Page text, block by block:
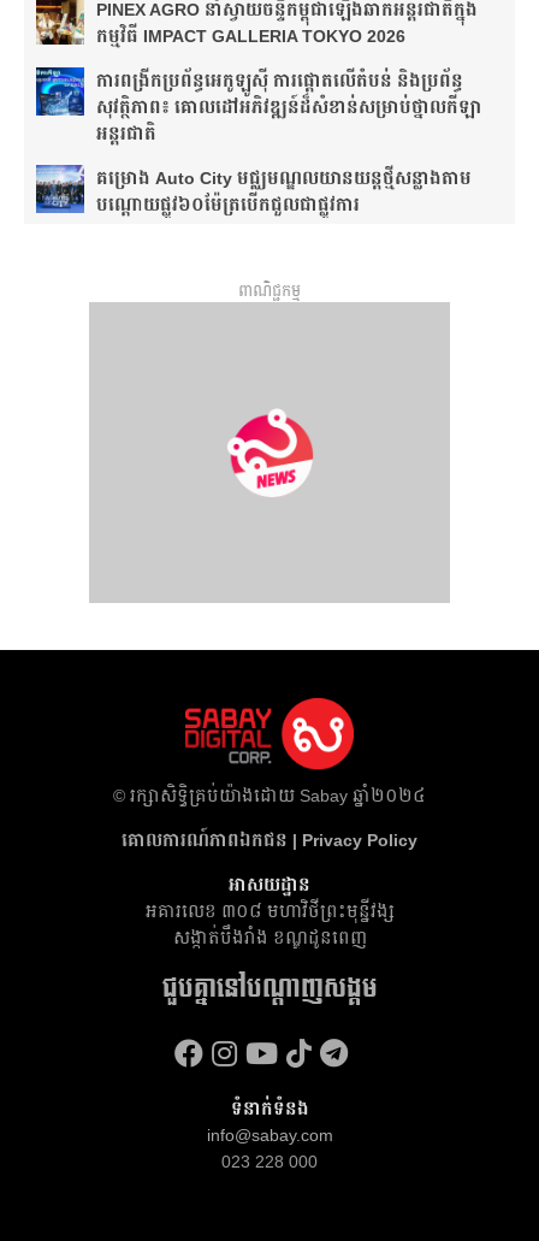
PINEX AGRO នាំ​ស្វាយចន្ទី​កម្ពុជា​ឡើង​ឆាក​អន្តរជាតិ​​ក្នុង​
កម្មវិធី​ IMPACT GALLERIA TOKYO 2026
ការពង្រីកប្រព័ន្ធអេកូឡូស៊ី ការផ្តោតលើតំបន់ និងប្រព័ន្ធ
សុវត្ថិភាព៖ គោលដៅអភិវឌ្ឍន៍ដ៏សំខាន់សម្រាប់ថ្នាលកីឡា
អន្តរជាតិ
គម្រោង Auto City មជ្ឈមណ្ឌលយានយន្តថ្មីសន្លាង​តាម
បណ្តោយផ្លូវ​​៦០ម៉ែត្រ​បើកជួលជាផ្លូវការ
ពាណិជ្ជកម្ម
​© រក្សា​សិទ្ធិ​គ្រប់​យ៉ាង​ដោយ​ Sabay ឆ្នាំ​២០២៤
គោលការណ៍​ភាព​ឯកជន | Privacy Policy
អាសយដ្ឋាន
អគារ​លេខ ៣០៨ មហាវិថីព្រះមុន្នីវង្ស
សង្កាត់បឹងរាំង ខណ្ឌដូនពេញ
ជួបគ្នានៅបណ្តាញសង្គម
ទំនាក់ទំនង
info@sabay.com
023 228 000